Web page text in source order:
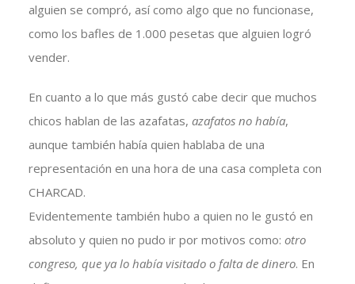
alguien se compró, así como algo que no funcionase,
como los bafles de 1.000 pesetas que alguien logró
vender.
En cuanto a lo que más gustó cabe decir que muchos
chicos hablan de las azafatas, azafatos no había,
aunque también había quien hablaba de una
representación en una hora de una casa completa con
CHARCAD.
Evidentemente también hubo a quien no le gustó en
absoluto y quien no pudo ir por motivos como: otro
congreso, que ya lo había visitado o falta de dinero. En